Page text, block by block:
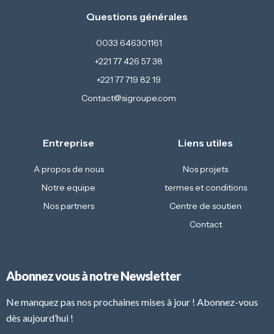
Questions générales
0033 646301161
+221 77 426 57 38
+221 77 719 82 19
Contact@sigroupe.com
Entreprise
A propos de nous
Notre equipe
Nos partners
Liens utiles
Nos projets
termes et conditions
Centre de soutien
Contact
Abonnez vous à notre Newsletter
Ne manquez pas nos prochaines mises à jour ! Abonnez-vous
dès aujourd’hui !